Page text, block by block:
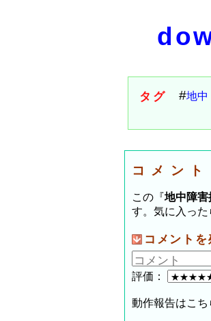
タグ 地中
コメント
この『地中障
す。気に入った
コメントを
評価：
動作報告はこち